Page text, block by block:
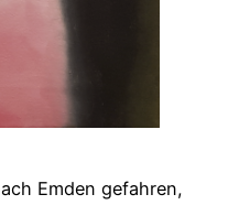
Emden gefahren,